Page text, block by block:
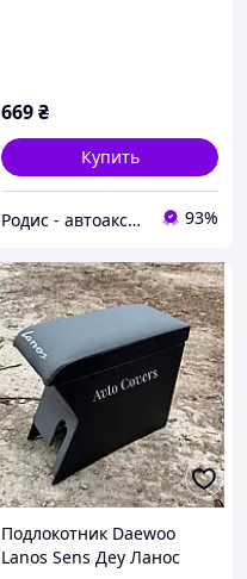
669₴
Купить
Родис - автоаксессуары и запасные части 93%
Подлокотник Daewoo
Lanos Sens Деу Ланос